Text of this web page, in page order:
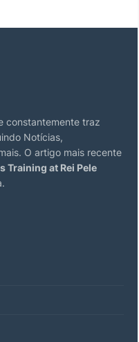
constantemente traz
Notícias,
O artigo mais recente
Training at Rei Pele